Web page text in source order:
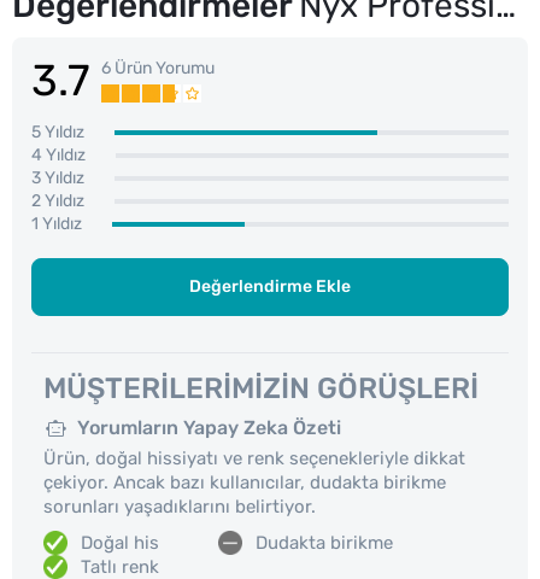
3.7 6 Ürün Yorumu
5 Yıldız
4 Yıldız
3 Yıldız
2 Yıldız
1 Yıldız
Değerlendirme Ekle
MÜŞTERILERIMIZIN GÖRÜŞLERI
Yorumların Yapay Zeka Özeti
Ürün, doğal hissiyatı ve renk seçenekleriyle dikkat
çekiyor. Ancak bazı kullanıcılar, dudakta birikme
sorunları yaşadıklarını belirtiyor.
Doğal his
Tatlı renk
Dudakta birikme